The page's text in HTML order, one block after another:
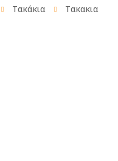
Τακάκια
Τακακια